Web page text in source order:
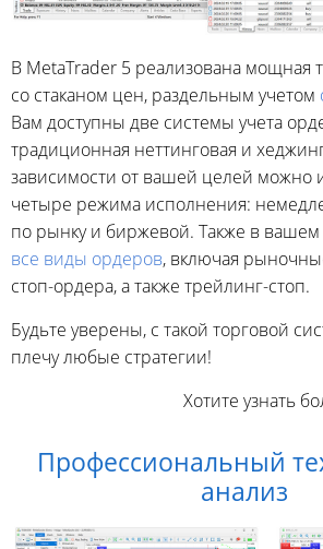
В MetaTrader 5 реализована мощная
со стаканом цен, раздельным учетом
Вам доступны две системы учета
традиционная неттинговая и
зависимости от вашей целей можно
четыре режима исполнения:
по рынку и биржевой. Также в
все виды ордеров, включая
стоп-ордера, а также трейлинг-стоп.
Будьте уверены, с такой торговой
плечу любые стратегии!
Хотите узнать
Профессиональный
анализ